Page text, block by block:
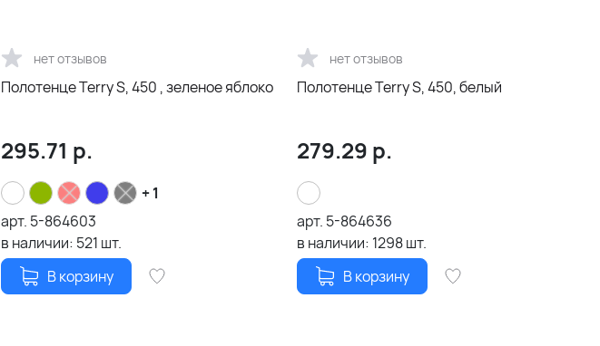
нет отзывов
Полотенце Terry S, 450 , зеленое яблоко
295.71 р.
+ 1
арт. 5-864603
в наличии: 521 шт.
В корзину
нет отзывов
Полотенце Terry S, 450, белый
279.29 р.
арт. 5-864636
в наличии: 1298шт.
В корзину